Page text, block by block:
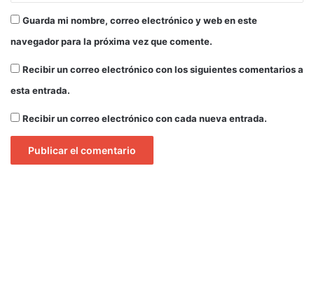
Guarda mi nombre, correo electrónico y web en este
navegador para la próxima vez que comente.
Recibir un correo electrónico con los siguientes comentarios a
esta entrada.
Recibir un correo electrónico con cada nueva entrada.